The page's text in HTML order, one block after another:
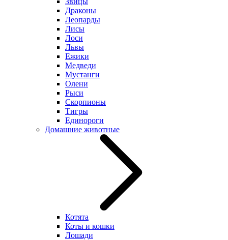
Драконы
Леопарды
Лисы
Лоси
Львы
Ежики
Медведи
Мустанги
Олени
Рыси
Скорпионы
Тигры
Единороги
Домашние животные
Котята
Коты и кошки
Лошади